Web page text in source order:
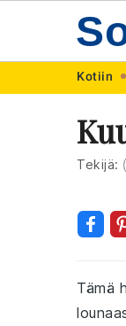
navigation
content
Kotiin
Tekijä:
Tämä